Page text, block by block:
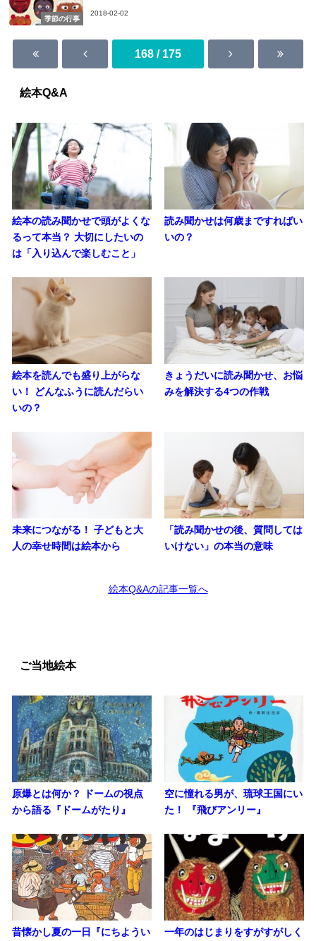
季節の行事
2018-02-02
168 / 175
絵本Q&A
絵本の読み聞かせで頭がよくな
るって本当？ 大切にしたいの
は「入り込んで楽しむこと」
読み聞かせは何歳まですればい
いの？
絵本を読んでも盛り上がらな
い！ どんなふうに読んだらい
いの？
きょうだいに読み聞かせ、お悩
みを解決する4つの作戦
未来につながる！ 子どもと大
人の幸せ時間は絵本から
「読み聞かせの後、質問しては
いけない」の本当の意味
絵本Q&Aの記事一覧へ
ご当地絵本
原爆とは何か？ ドームの視点
から語る『ドームがたり』
空に憧れる男が、琉球王国にい
た！ 『飛びアンリー』
昔懐かし夏の一日『にちようい
一年のはじまりをすがすがしく